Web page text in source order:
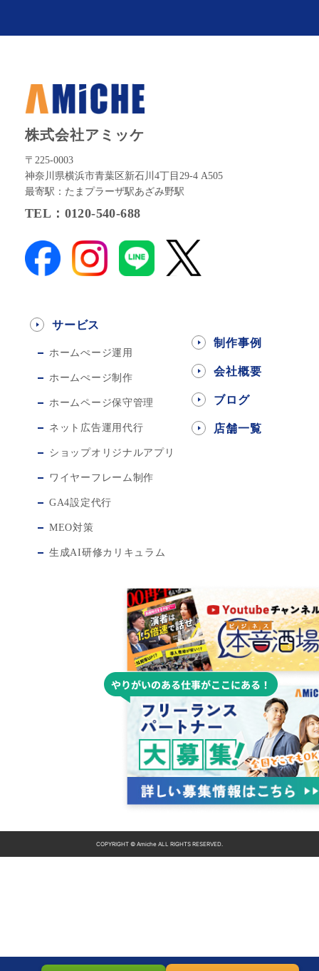
株式会社アミッケ
〒225-0003
神奈川県横浜市青葉区新石川4丁目29-4 A505
最寄駅：たまプラーザ駅あざみ野駅
TEL：0120-540-688
サービス
ホームぺージ運用
ホームぺージ制作
ホームページ保守管理
ネット広告運用代行
ショップオリジナルアプリ
ワイヤーフレーム制作
GA4設定代行
MEO対策
生成AI研修カリキュラム
制作事例
会社概要
ブログ
店舗一覧
COPYRIGHT © Amiche ALL RIGHTS RESERVED.